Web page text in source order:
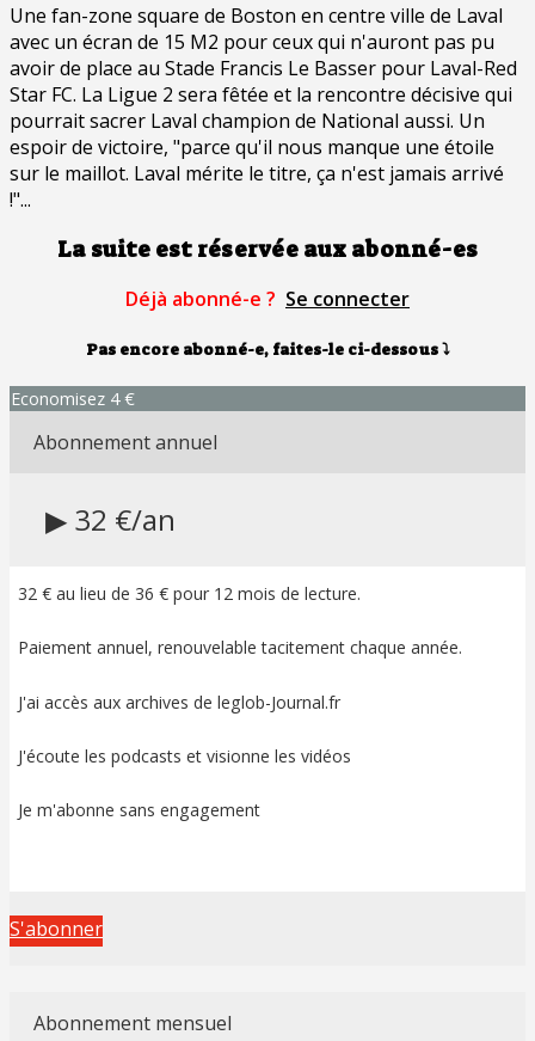
Une fan-zone square de Boston en centre ville de Laval
avec un écran de 15 M2 pour ceux qui n'auront pas pu
avoir de place au Stade Francis Le Basser pour Laval-Red
Star FC. La Ligue 2 sera fêtée et la rencontre décisive qui
pourrait sacrer Laval champion de National aussi. Un
espoir de victoire, "parce qu'il nous manque une étoile
sur le maillot. Laval mérite le titre, ça n'est jamais arrivé
!"...
La suite est réservée aux abonné-es
Déjà abonné-e ? Se connecter
Pas encore abonné-e, faites-le ci-dessous⤵
Economisez 4 €
Abonnement annuel
▶ 32 €/an
32 € au lieu de 36 € pour 12 mois de lecture.
Paiement annuel, renouvelable tacitement chaque année.
J'ai accès aux archives de leglob-Journal.fr
J'écoute les podcasts et visionne les vidéos
Je m'abonne sans engagement
S'abonner
Abonnement mensuel